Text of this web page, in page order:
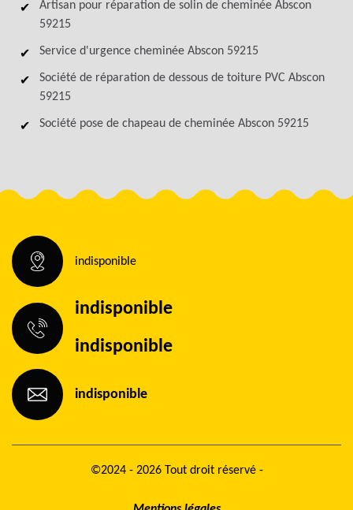
Artisan pour réparation de solin de cheminée Abscon
59215
Service d'urgence cheminée Abscon 59215
Société de réparation de dessous de toiture PVC Abscon
59215
Société pose de chapeau de cheminée Abscon 59215
indisponible
indisponible
indisponible
indisponible
©2024 - 2026 Tout droit réservé -